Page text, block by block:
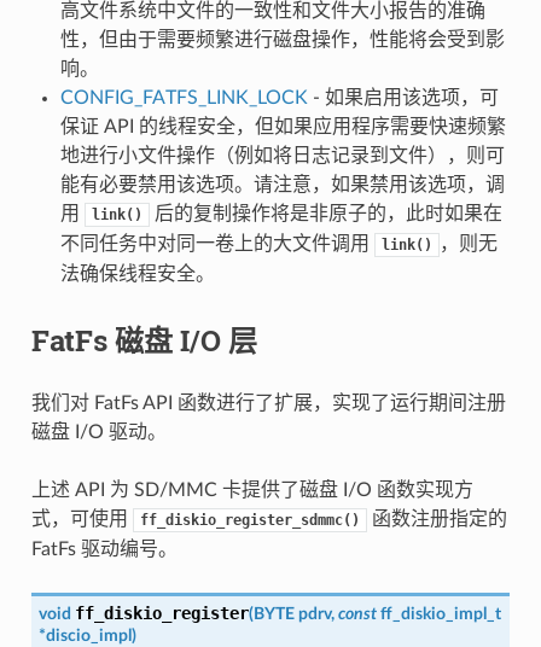
高文件系统中文件的一致性和文件大小报告的准确
性，但由于需要频繁进行磁盘操作，性能将会受到影
响。
CONFIG_FATFS_LINK_LOCK - 如果启用该选项，可
保证 API 的线程安全，但如果应用程序需要快速频繁
地进行小文件操作（例如将日志记录到文件），则可
能有必要禁用该选项。请注意，如果禁用该选项，调
用
link()
后的复制操作将是非原子的，此时如果在
不同任务中对同一卷上的大文件调用
link()
，则无
法确保线程安全。
FatFs 磁盘 I/O 层
我们对 FatFs API 函数进行了扩展，实现了运行期间注册
磁盘 I/O 驱动。
上述 API 为 SD/MMC 卡提供了磁盘 I/O 函数实现方
式，可使用
ff_diskio_register_sdmmc()
函数注册指定的
FatFs 驱动编号。
void ff_diskio_register(BYTE pdrv, const ff_diskio_impl_t
*discio_impl )